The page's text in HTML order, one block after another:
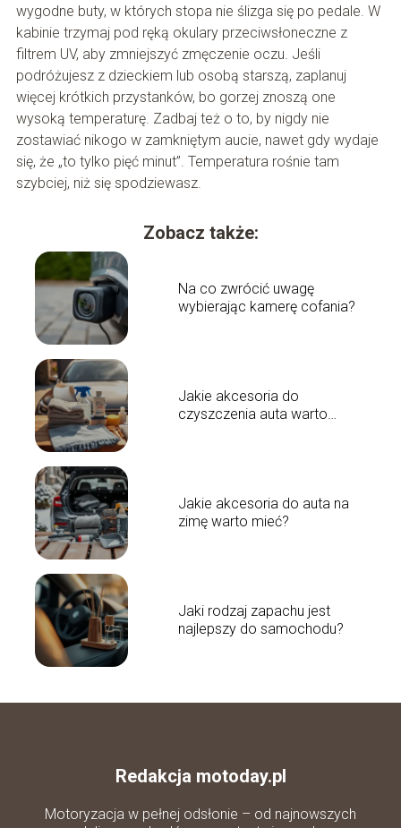
wygodne buty, w których stopa nie ślizga się po pedale. W
kabinie trzymaj pod ręką okulary przeciwsłoneczne z
filtrem UV, aby zmniejszyć zmęczenie oczu. Jeśli
podróżujesz z dzieckiem lub osobą starszą, zaplanuj
więcej krótkich przystanków, bo gorzej znoszą one
wysoką temperaturę. Zadbaj też o to, by nigdy nie
zostawiać nikogo w zamkniętym aucie, nawet gdy wydaje
się, że „to tylko pięć minut”. Temperatura rośnie tam
szybciej, niż się spodziewasz.
Zobacz także:
Na co zwrócić uwagę
wybierając kamerę cofania?
Jakie akcesoria do
czyszczenia auta warto
Jakie akcesoria do auta na
zimę warto mieć?
Jaki rodzaj zapachu jest
najlepszy do samochodu?
Redakcja motoday.pl
Motoryzacja w pełnej odsłonie – od najnowszych